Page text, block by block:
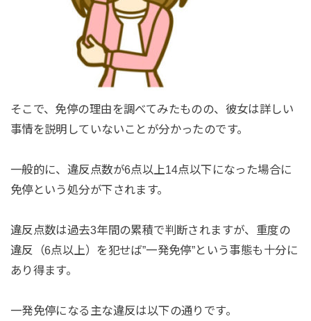
そこで、免停の理由を調べてみたものの、彼女は詳しい
事情を説明していないことが分かったのです。
一般的に、違反点数が6点以上14点以下になった場合に
免停という処分が下されます。
違反点数は過去3年間の累積で判断されますが、重度の
違反（6点以上）を犯せば”一発免停”という事態も十分に
あり得ます。
一発免停になる主な違反は以下の通りです。